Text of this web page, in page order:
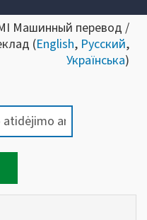
Машинный перевод /
(English, Русский,
Українська)